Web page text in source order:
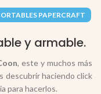
PAPERCRAFT
y armable.
, este y muchos más
descubrir haciendo click
para hacerlos.